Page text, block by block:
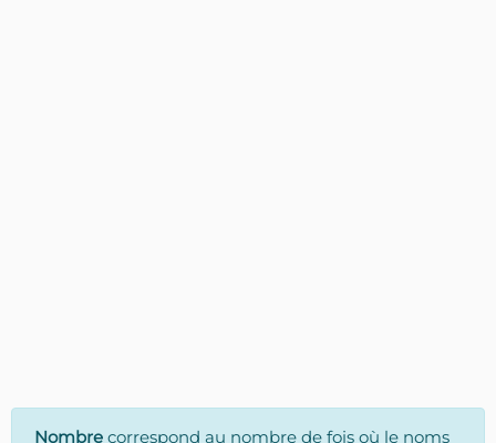
Nombre correspond au nombre de fois où le noms